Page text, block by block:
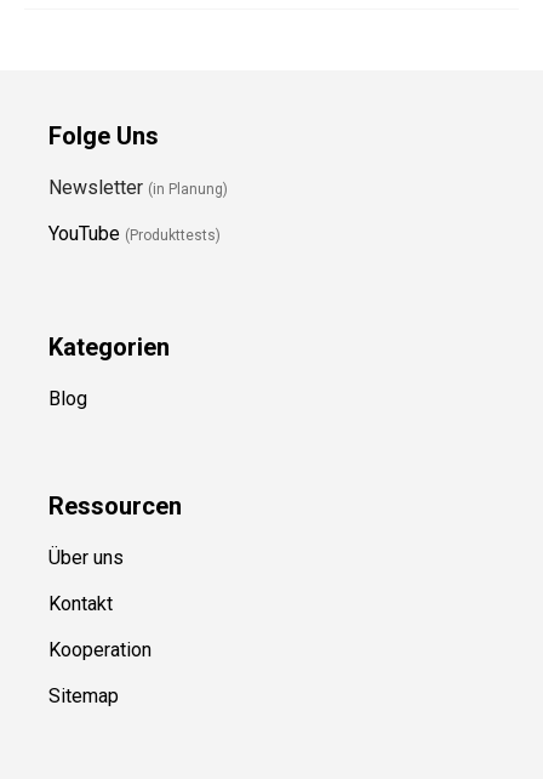
Folge Uns
Newsletter (in Planung)
YouTube (Produkttests)
Kategorien
Blog
Ressourcen
Über uns
Kontakt
Kooperation
Sitemap